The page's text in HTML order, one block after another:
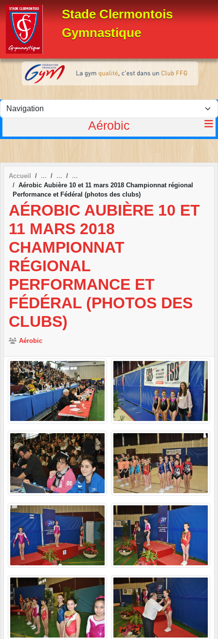
Stade Clermontois
Gymnastique
Aérobic
Accueil
Aérobic Aubière 10 et 11 mars 2018 Championnat régional
Performance et Fédéral (photos des clubs)
AÉROBIC AUBIÈRE 10 ET
11 MARS 2018
CHAMPIONNAT
RÉGIONAL
PERFORMANCE ET
FÉDÉRAL (PHOTOS DES
CLUBS)
Aérobic
Panneau de gestion des cookies